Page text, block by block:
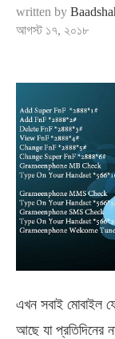
written by
আগস্ট ১৭, ২০১৮
এখন সবাই মোবাইল
আছে যা প্রতিদিনের